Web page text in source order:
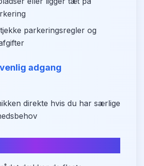
parkeringsregler og
adgang
direkte hvis du har særlige